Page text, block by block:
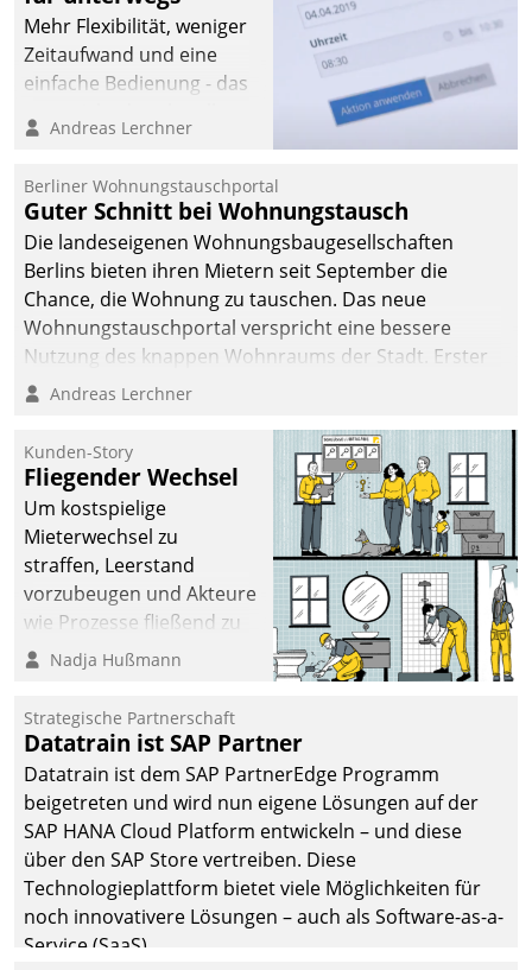
Mehr Flexibilität, weniger
Zeitaufwand und eine
einfache Bedienung - das
Cockpit für mobile
Datatrain. Die meravis
Wohnungsbau- und
Immobilien GmbH hat
sich dabei für den Betrieb
der Lösung über die SAP
Cloud Platform
entschieden - als erstes
Unternehmen am
Andreas Lerchner
Berliner Wohnungstauschportal
Guter Schnitt bei Wohnungstausch
Die landeseigenen Wohnungsbaugesellschaften
Berlins bieten ihren Mietern seit September die
Chance, die Wohnung zu tauschen. Das neue
Wohnungstauschportal verspricht eine bessere
Nutzung des knappen Wohnraums der Stadt. Erster
Anwendungsfall für Datatrains Lösung API-Hub mit
Unternehmen.
Andreas Lerchner
Kunden-Story
Fliegender Wechsel
Um kostspielige
Mieterwechsel zu
straffen, Leerstand
vorzubeugen und Akteure
wie Prozesse fließend zu
vernetzen, nutzt die
Jahresbeginn eine
Überblick, Einsicht und
Eingriff bietende Lösung.
Zur Entwicklung setzte
man auf
Cloudtechnologie,
bewährte und Startup-
Partner sowie erstmals
agile Projektmethoden.
Nadja Hußmann
Strategische Partnerschaft
Datatrain ist SAP Partner
Datatrain ist dem SAP PartnerEdge Programm
beigetreten und wird nun eigene Lösungen auf der
SAP HANA Cloud Platform entwickeln – und diese
über den SAP Store vertreiben. Diese
Technologieplattform bietet viele Möglichkeiten für
noch innovativere Lösungen – auch als Software-as-a-
Service (SaaS).